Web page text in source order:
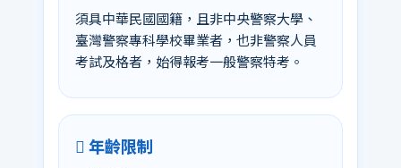
須具中華民國國籍，且非中央警察大學、
臺灣警察專科學校畢業者，也非警察人員
考試及格者，始得報考一般警察特考。
年齡限制